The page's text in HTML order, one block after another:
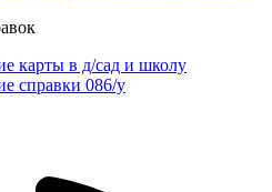
карты в д/сад и школу
справки 086/у